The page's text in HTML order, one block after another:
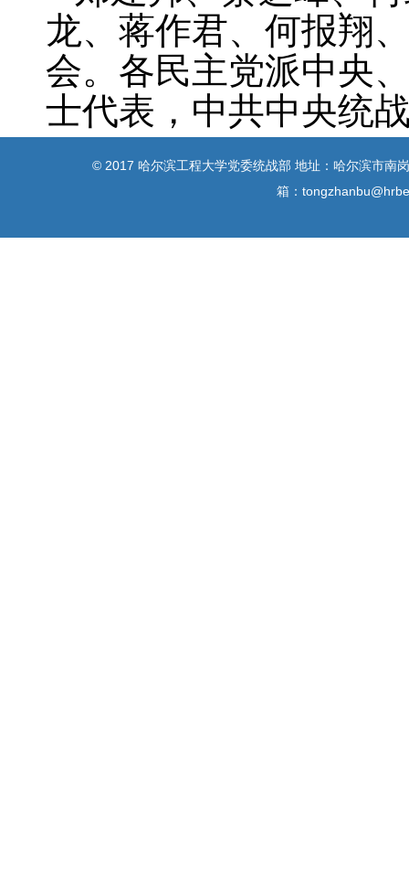
龙、蒋作君、何报翔
会。各民主党派中央
士代表，中共中央统
© 2017 哈尔滨工程大学党委统战部 地址：哈尔滨市南
箱：